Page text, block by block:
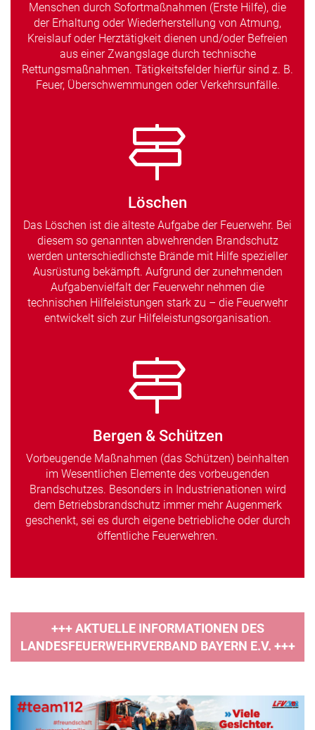
Menschen durch Sofortmaßnahmen (Erste Hilfe), die
der Erhaltung oder Wiederherstellung von Atmung,
Kreislauf oder Herztätigkeit dienen und/oder Befreien
aus einer Zwangslage durch technische
Rettungsmaßnahmen. Tätigkeitsfelder hierfür sind z. B.
Feuer, Überschwemmungen oder Verkehrsunfälle.
Löschen
Das Löschen ist die älteste Aufgabe der Feuerwehr. Bei
diesem so genannten abwehrenden Brandschutz
werden unterschiedlichste Brände mit Hilfe spezieller
Ausrüstung bekämpft. Aufgrund der zunehmenden
Aufgabenvielfalt der Feuerwehr nehmen die
technischen Hilfeleistungen stark zu – die Feuerwehr
entwickelt sich zur Hilfeleistungsorganisation.
Bergen & Schützen
Vorbeugende Maßnahmen (das Schützen) beinhalten
im Wesentlichen Elemente des vorbeugenden
Brandschutzes. Besonders in Industrienationen wird
dem Betriebsbrandschutz immer mehr Augenmerk
geschenkt, sei es durch eigene betriebliche oder durch
öffentliche Feuerwehren.
+++ AKTUELLE INFORMATIONEN DES
LANDESFEUERWEHRVERBAND BAYERN E.V. +++